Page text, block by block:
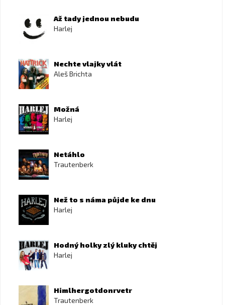
Až tady jednou nebudu
Harlej
Nechte vlajky vlát
Aleš Brichta
Možná
Harlej
Netáhlo
Trautenberk
Než to s náma půjde ke dnu
Harlej
Hodný holky zlý kluky chtěj
Harlej
Himlhergotdonrvetr
Trautenberk